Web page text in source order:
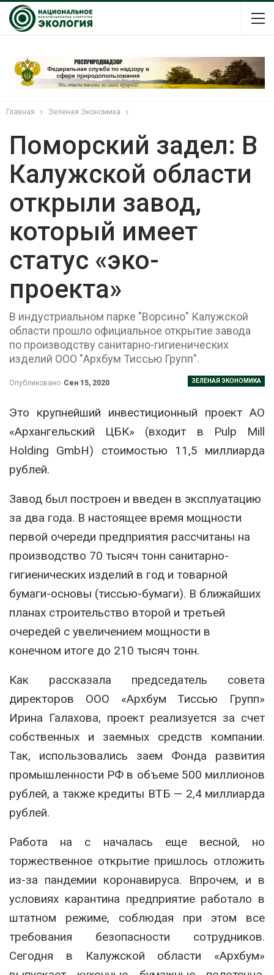
Главная Зеленая Экономика
Поморский задел: В
Калужской области
открыли завод,
который имеет
статус «эко-
проекта»
В индустриальном парке "Ворсино" Калужской
области прошло официальное открытие завода
по производству санитарно-гигиенических
изделий ООО "Архбум Тиссью Групп".
ЗЕЛЕНАЯ ЭКОНОМИКА
Опубликовано Сен 15, 2020
Это крупнейший инвестиционный проект АО
«Архангельский ЦБК» (входит в Pulp Mill
Holding GmbH) стоимостью 11,5 миллиарда
рублей.
Завод был построен и введен в эксплуатацию
за два года. В настоящее время мощности
первой очереди предприятия рассчитаны на
производство 70 тысяч тонн санитарно-
гигиенических изделий в год и товарной
бумаги-основы (тиссью-бумаги). В ближайших
планах строительство второй и третьей
очередей с увеличением мощности в
конечном итоге до 210 тысяч тонн.
Как рассказала председатель совета
директоров ООО «Архбум Тиссью Групп»
Ирина Галахова, проект реализуется за счет
собственных и заемных средств компании.
Так, использовались заем Фонда развития
промышленности РФ в объеме 500 миллионов
рублей, а также кредиты ВТБ — 2,4 миллиарда
рублей.
Работа на с началась еще весной, но
торжественное открытие пришлось отложить
из-за пандемии коронавируса. Впрочем, и в
условиях карантина предприятие работало в
штатном режиме, соблюдая при этом все
требования безопасности сотрудников.
Сегодня в Калужской области «Архбум»